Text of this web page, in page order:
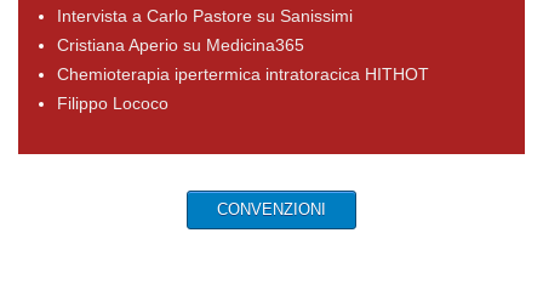
Intervista a Carlo Pastore su Sanissimi
Cristiana Aperio su Medicina365
Chemioterapia ipertermica intratoracica HITHOT
Filippo Lococo
CONVENZIONI